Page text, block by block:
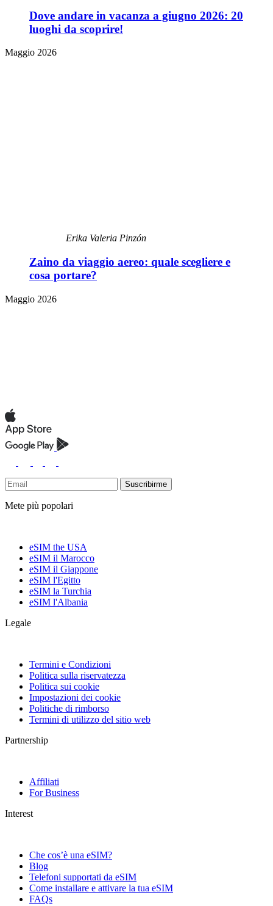
Dove andare in vacanza a giugno 2026: 20
luoghi da scoprire!
Maggio 2026
Erika Valeria Pinzón
Zaino da viaggio aereo: quale scegliere e
cosa portare?
Maggio 2026
Suscribirme
Mete più popolari
eSIM the USA
eSIM il Marocco
eSIM il Giappone
eSIM l'Egitto
eSIM la Turchia
eSIM l'Albania
Legale
Termini e Condizioni
Politica sulla riservatezza
Politica sui cookie
Impostazioni dei cookie
Politiche di rimborso
Termini di utilizzo del sitio web
Partnership
Affiliati
For Business
Interest
Che cos’è una eSIM?
Blog
Telefoni supportati da eSIM
Come installare e attivare la tua eSIM
FAQs